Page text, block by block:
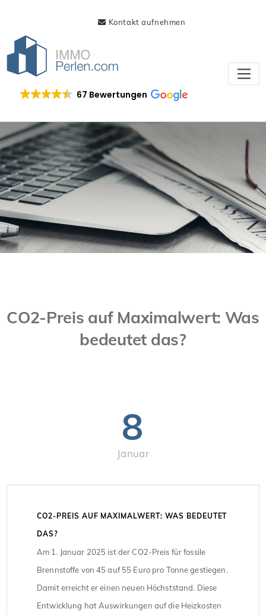
Kontakt aufnehmen
67 Bewertungen
CO2-Preis auf Maximalwert: Was
bedeutet das?
8
Januar
CO2-PREIS AUF MAXIMALWERT: WAS BEDEUTET
DAS?
Am 1. Januar 2025 ist der CO2-Preis für fossile
Brennstoffe von 45 auf 55 Euro pro Tonne gestiegen.
Damit erreicht er einen neuen Höchststand. Diese
Entwicklung hat Auswirkungen auf die Heizkosten